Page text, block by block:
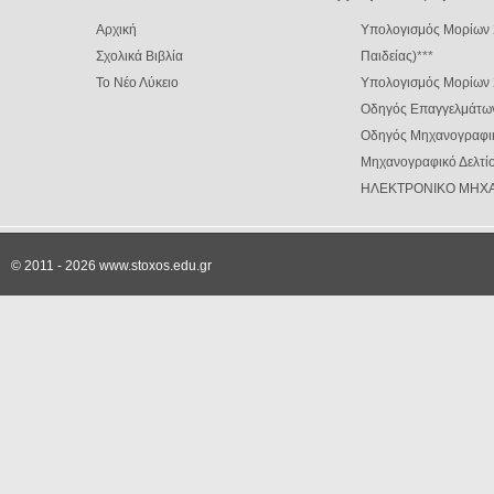
Αρχική
Σχολικά Βιβλία
Το Νέο Λύκειο
Υπολογισμός Μορίων
Παιδείας)***
Υπολογισμός
Οδηγός
Οδηγός
Μηχανογραφικό
ΗΛΕΚΤΡΟΝΙΚΟ
© 2011 - 2026 www.stoxos.edu.gr